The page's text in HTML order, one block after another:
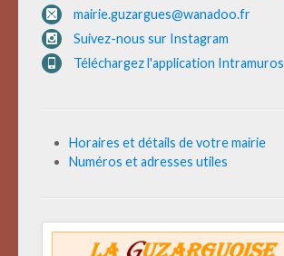
mairie.guzargues@wanadoo.fr
Suivez-nous sur Instagram
Téléchargez l'application Intramuros
Horaires et détails de votre mairie
Numéros et adresses utiles